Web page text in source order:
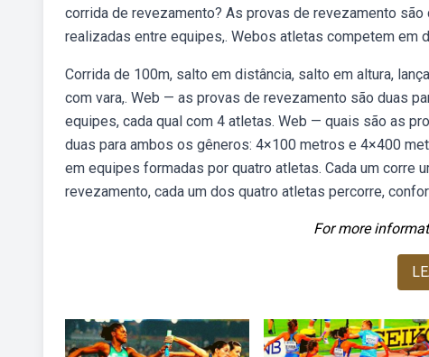
corrida de revezamento? As provas de revezamento
realizadas entre equipes,. Webos atletas competem em
Corrida de 100m, salto em distância, salto em altura,
com vara,. Web — as provas de revezamento são duas
equipes, cada qual com 4 atletas. Web — quais são as
duas para ambos os gêneros: 4×100 metros e 4×400
em equipes formadas por quatro atletas. Cada um corre
revezamento, cada um dos quatro atletas percorre,
For more